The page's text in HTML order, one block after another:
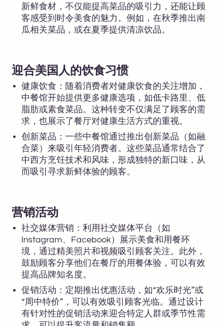
新鲜食材，不仅能提高菜品的吸引力，还能让顾
客感受到时令美食的魅力。例如，在秋季推出南
瓜相关菜品，或在夏季提供清凉饮品。
迎合美国人的饮食习惯
健康饮食：随着消费者对健康饮食的关注增加，
中餐馆开始提供更多健康选项，如低卡路里、低
脂肪或素食菜品。这种转变不仅满足了顾客的需
求，也展示了餐厅对健康生活方式的重视。
创新菜品：一些中餐馆通过推出创新菜品（如融
合菜）来吸引年轻消费者。这些菜品通常结合了
中西方烹饪技术和风味，形成独特的新口味，从
而吸引寻求新鲜体验的顾客。
营销活动
社交媒体营销：利用社交媒体平台（如
Instagram、Facebook）展示美食和用餐环
境，通过精美照片和视频吸引顾客关注。此外，
鼓励顾客分享他们在餐厅的用餐体验，可以有效
提高品牌知名度。
促销活动：定期推出优惠活动，如“欢乐时光”或
“周中特价”，可以有效吸引顾客光临。通过设计
有针对性的促销活动来迎合特定人群或季节性需